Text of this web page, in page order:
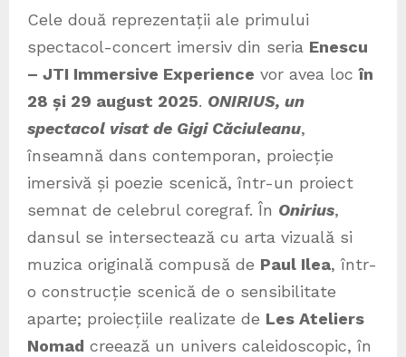
Cele două reprezentații ale primului
spectacol-concert imersiv din seria Enescu
– JTI Immersive Experience vor avea locîn
28 și 29 august 2025. ONIRIUS, un
spectacol visat de Gigi Căciuleanu,
înseamnă dans contemporan, proiecție
imersivă și poezie scenică, într-un proiect
semnat de celebrul coregraf. În Onirius,
dansul se intersectează cu arta vizuală si
muzica originală compusă de Paul Ilea, într-
o construcție scenică de o sensibilitate
aparte; proiecțiile realizate de Les Ateliers
Nomad creează un univers caleidoscopic, în